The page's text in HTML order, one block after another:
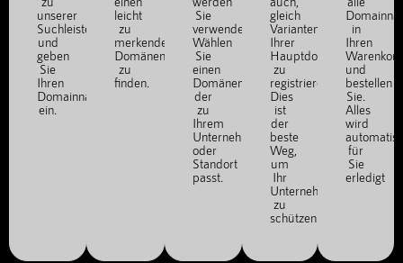
unserer
Suchleiste
und
geben
Sie
Ihren
Domainnamen
ein.
leicht
zu
merkenden
Domänennamen
zu
finden.
Sie
verwenden?
Wählen
Sie
einen
Domänennamen,
der
zu
Ihrem
Unternehmen
oder
Standort
passt.
gleich
Varianten
Ihrer
Hauptdomain
zu
registrieren.
Dies
ist
der
beste
Weg,
um
Ihr
Unternehmen
zu
schützen.
in
Ihren
und
bestellen
Sie.
Alles
wird
für
Sie
erledigt